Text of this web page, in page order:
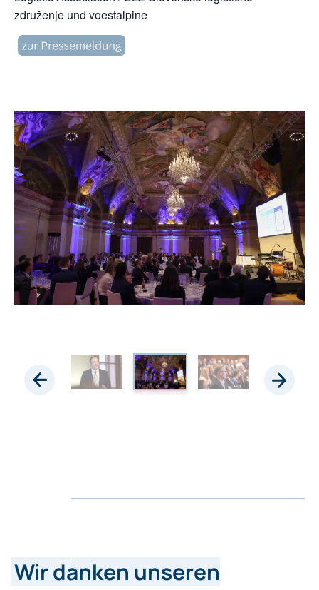
združenje und voestalpine
Wir danken unseren